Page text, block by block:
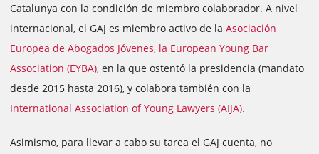
Catalunya con la condición de miembro colaborador. A nivel
internacional, el GAJ es miembro activo de la Asociación
Europea de Abogados Jóvenes, la European Young Bar
Association (EYBA), en la que ostentó la presidencia (mandato
desde 2015 hasta 2016), y colabora también con la
International Association of Young Lawyers (AIJA).
Asimismo, para llevar a cabo su tarea el GAJ cuenta, no